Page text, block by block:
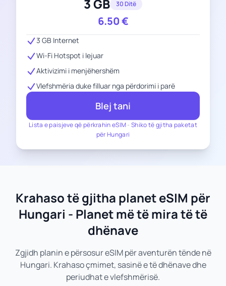
3 GB 30 Ditë
6.50€
Lista e paisjeve që përkrahin eSIM-Shiko të gjitha paketat
për Hungari
3 GB Internet
Wi-Fi Hotspot i lejuar
Aktivizimi i menjëhershëm
Vlefshmëria duke filluar nga përdorimi i parë
Blej tani
Krahaso të gjitha planet eSIM për
Hungari - Planet më të mira të të
dhënave
Zgjidh planin e përsosur eSIM për aventurën tënde në
Hungari. Krahaso çmimet, sasinë e të dhënave dhe
periudhat e vlefshmërisë.